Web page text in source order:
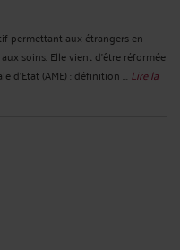
permettant aux étrangers en
soins. Elle vient d'être réformée
d'Etat (AME) : définition ... Lire la